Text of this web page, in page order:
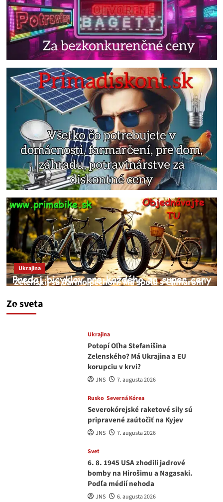
Zo sveta
Ukrajina
Zelenskij sa darmo pechorí. Má spolu s Chmarom
medvedar
Ukrajina
Potopí Oľha Stefanišina
Zelenského? Má Ukrajina a EU
korupciu v krvi?
JNS 7. augusta 2026
Rusko Severná Kórea
Severokórejské raketové sily sú
pripravené zaútočiť na Kyjev
JNS 7. augusta 2026
Svet
6. 8. 1945 USA zhodili jadrové
bomby na Hirošimu a Nagasaki.
Podľa médií nehoda
JNS 6. augusta 2026